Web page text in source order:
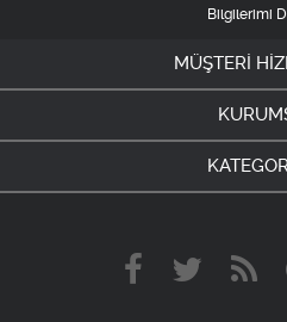
Bilgilerimi
MÜŞTERİ